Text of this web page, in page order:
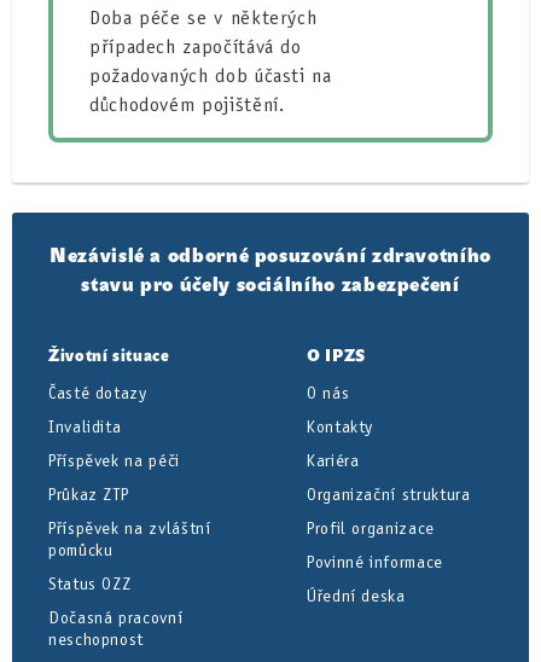
Doba péče se v některých
případech započítává do
požadovaných dob účasti na
důchodovém pojištění.
Nezávislé a odborné posuzování zdravotního
stavu pro účely sociálního zabezpečení
Životní situace
Časté dotazy
Invalidita
Příspěvek na péči
Průkaz ZTP
Příspěvek na zvláštní
pomůcku
Status OZZ
Dočasná pracovní
neschopnost
O IPZS
O nás
Kontakty
Kariéra
Organizační struktura
Profil organizace
Povinné informace
Úřední deska